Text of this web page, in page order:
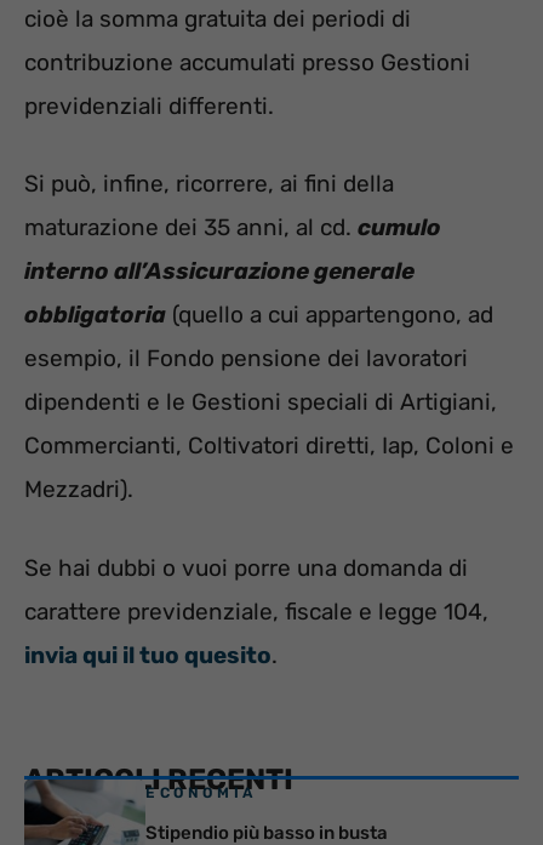
cioè la somma gratuita dei periodi di
contribuzione accumulati presso Gestioni
previdenziali differenti.
Si può, infine, ricorrere, ai fini della
maturazione dei 35 anni, al cd. cumulo
interno all’Assicurazione generale
obbligatoria (quello a cui appartengono, ad
esempio, il Fondo pensione dei lavoratori
dipendenti e le Gestioni speciali di Artigiani,
Commercianti, Coltivatori diretti, Iap, Coloni e
Mezzadri).
Se hai dubbi o vuoi porre una domanda di
carattere previdenziale, fiscale e legge 104,
invia qui il tuo quesito.
ARTICOLI RECENTI
ECONOMIA
Stipendio più basso in busta